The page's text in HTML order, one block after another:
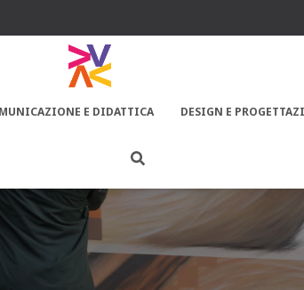
E DIDATTICA DESIGN E